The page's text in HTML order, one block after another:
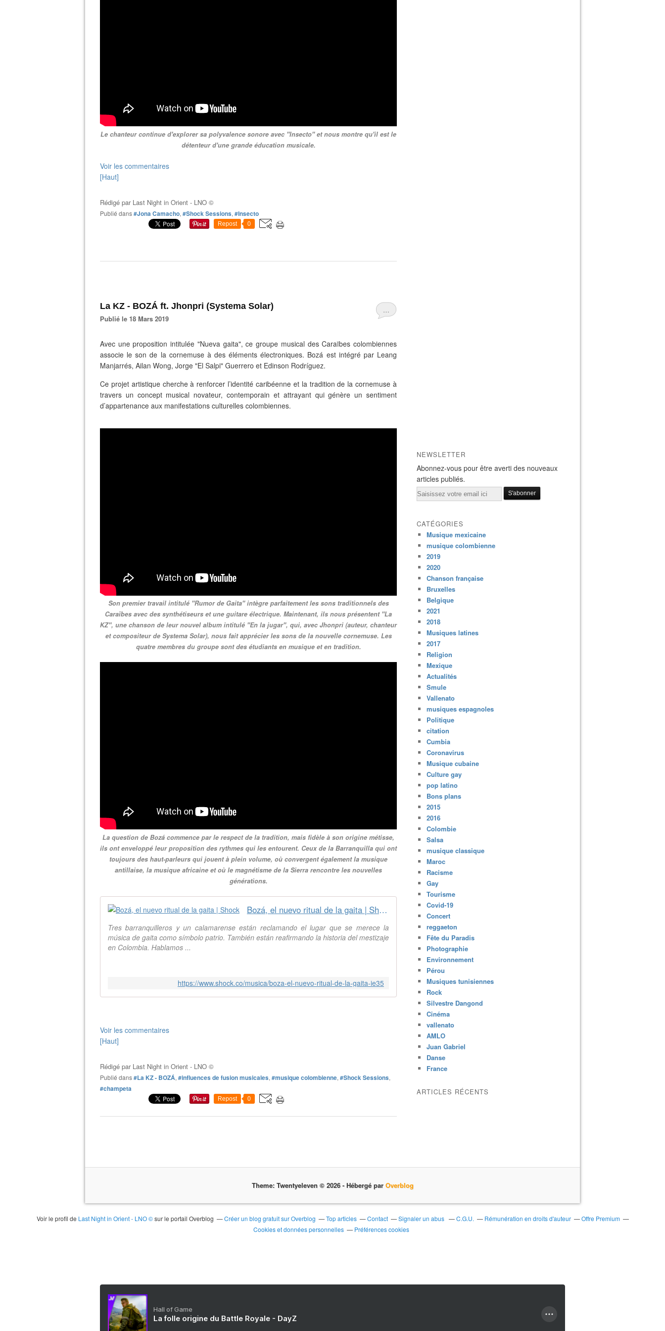
Le chanteur continue d'explorer sa polyvalence sonore avec "Insecto" et nous montre qu'il est le
détenteur d'une grande éducation musicale.
Voir les commentaires
[Haut]
Rédigé par Last Night in Orient - LNO ©
Publié dans#Jona Camacho, #Shock Sessions, #Insecto
Repost 0
…
La KZ - BOZÁ ft. Jhonpri (Systema Solar)
Publié le 18 Mars 2019
Avec une proposition intitulée "Nueva gaita", ce groupe musical des Caraïbes colombiennes
associe le son de la cornemuse à des éléments électroniques. Bozá est intégré par Leang
Manjarrés, Ailan Wong, Jorge "El Salpi" Guerrero et Edinson Rodríguez.
Ce projet artistique cherche à renforcer l’identité caribéenne et la tradition de la cornemuse à
travers un concept musical novateur, contemporain et attrayant qui génère un sentiment
d’appartenance aux manifestations culturelles colombiennes.
Son premier travail intitulé "Rumor de Gaita" intègre parfaitement les sons traditionnels des
Caraïbes avec des synthétiseurs et une guitare électrique. Maintenant, ils nous présentent "La
KZ", une chanson de leur nouvel album intitulé "En la jugar", qui, avec Jhonpri (auteur, chanteur
et compositeur de Systema Solar), nous fait apprécier les sons de la nouvelle cornemuse. Les
quatre membres du groupe sont des étudiants en musique et en tradition.
La question de Bozá commence par le respect de la tradition, mais fidèle à son origine métisse,
ils ont enveloppé leur proposition des rythmes qui les entourent. Ceux de la Barranquilla qui ont
toujours des haut-parleurs qui jouent à plein volume, où convergent également la musique
antillaise, la musique africaine et où le magnétisme de la Sierra rencontre les nouvelles
générations.
Bozá, el nuevo ritual de la gaita | Shock
Tres barranquilleros y un calamarense están reclamando el lugar que se merece la
música de gaita como símbolo patrio. También están reafirmando la historia del mestizaje
en Colombia. Hablamos ...
https://www.shock.co/musica/boza-el-nuevo-ritual-de-la-gaita-ie35
Voir les commentaires
[Haut]
Rédigé par Last Night in Orient - LNO ©
Publié dans#La KZ - BOZÁ, #influences de fusion musicales, #musique colombienne, #Shock Sessions,
#champeta
Repost 0
NEWSLETTER
Abonnez-vous pour être averti des nouveaux
articles publiés.
Email
CATÉGORIES
Musique mexicaine
musique colombienne
2019
2020
Chanson française
Bruxelles
Belgique
2021
2018
Musiques latines
2017
Religion
Mexique
Actualités
Smule
Vallenato
musiques espagnoles
Politique
citation
Cumbia
Coronavirus
Musique cubaine
Culture gay
pop latino
Bons plans
2015
2016
Colombie
Salsa
musique classique
Maroc
Racisme
Gay
Tourisme
Covid-19
Concert
reggaeton
Fête du Paradis
Photographie
Environnement
Pérou
Musiques tunisiennes
Rock
Silvestre Dangond
Cinéma
vallenato
AMLO
Juan Gabriel
Danse
France
ARTICLES RÉCENTS
Theme: Twentyeleven © 2026 - Hébergé par Overblog
Voir le profil de Last Night in Orient - LNO ©sur le portail Overblog Créer un blog gratuit sur Overblog Top articles Contact Signaler un abus C.G.U. Rémunération en droits d'auteur
Offre Premium
Cookies et données personnelles
Préférences cookies
Hall of Game
La folle origine du Battle Royale - DayZ